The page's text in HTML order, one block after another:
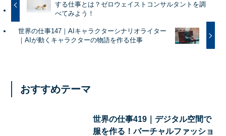
する仕事とは？ゼロウェイストコンサルタントを調
べてみよう！
世界の仕事147｜AIキャラクターシナリオライター
｜AIが動くキャラクターの物語を作る仕事
おすすめテーマ
世界の仕事419｜デジタル空間で
服を作る！バーチャルファッショ